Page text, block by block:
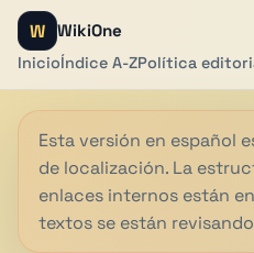
W WikiOne
InicioÍndice A-ZPolítica
Esta versión en español
de localización. La
enlaces internos están
textos se están